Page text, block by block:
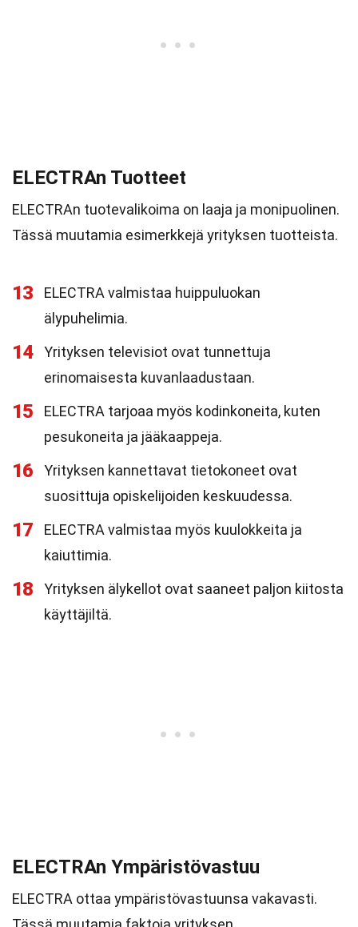
ELECTRAn Tuotteet
ELECTRAn tuotevalikoima on laaja ja monipuolinen.
Tässä muutamia esimerkkejä yrityksen tuotteista.
13
ELECTRA valmistaa huippuluokan
älypuhelimia.
14
Yrityksen televisiot ovat tunnettuja
erinomaisesta kuvanlaadustaan.
15
ELECTRA tarjoaa myös kodinkoneita, kuten
pesukoneita ja jääkaappeja.
16
Yrityksen kannettavat tietokoneet ovat
suosittuja opiskelijoiden keskuudessa.
17
ELECTRA valmistaa myös kuulokkeita ja
kaiuttimia.
18
Yrityksen älykellot ovat saaneet paljon kiitosta
käyttäjiltä.
ELECTRAn Ympäristövastuu
ELECTRA ottaa ympäristövastuunsa vakavasti.